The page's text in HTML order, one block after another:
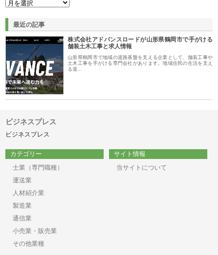
最近の記事
株式会社アドバンスロードが山形県鶴岡市で手がける
舗装土木工事と求人情報
山形県鶴岡市で地域の道路基盤を支える企業として、舗装工事や
土木工事を手がける専門会社があります。地域住民の生活を支え
る道…
ビジネスプレス
ビジネスプレス
カテゴリー
士業（専門職種）
運送業
人材紹介業
製造業
通信業
小売業・販売業
その他業種
サイト情報
当サイトについて